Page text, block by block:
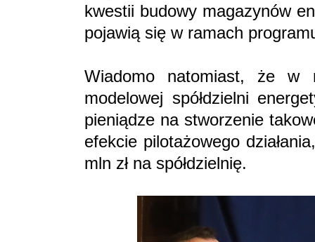
kwestii budowy magazynów
pojawią się w ramach
Wiadomo natomiast, że w
modelowej spółdzielni
pieniądze na stworzenie
efekcie pilotażowego
mln zł na spółdzielnię.